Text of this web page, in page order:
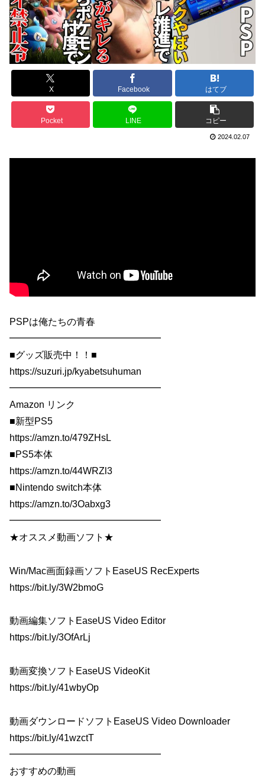
X Facebook はてブ
Pocket LINE コピー
2024.02.07
PSPは俺たちの青春
━━━━━━━━━━━━━━━━
■グッズ販売中！！■
https://suzuri.jp/kyabetsuhuman
━━━━━━━━━━━━━━━━
Amazon リンク
■新型PS5
https://amzn.to/479ZHsL
■PS5本体
https://amzn.to/44WRZl3
■Nintendo switch本体
https://amzn.to/3Oabxg3
━━━━━━━━━━━━━━━━
★オススメ動画ソフト★
Win/Mac画面録画ソフトEaseUS RecExperts
https://bit.ly/3W2bmoG
動画編集ソフトEaseUS Video Editor
https://bit.ly/3OfArLj
動画変換ソフトEaseUS VideoKit
https://bit.ly/41wbyOp
動画ダウンロードソフトEaseUS Video Downloader
https://bit.ly/41wzctT
━━━━━━━━━━━━━━━━
おすすめの動画